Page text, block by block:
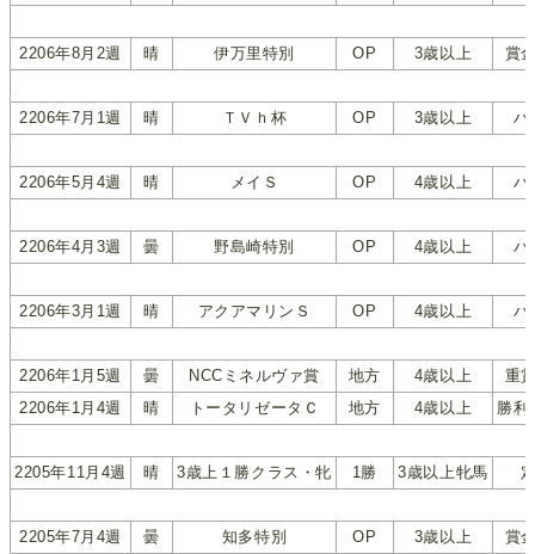
2206年8月2週 晴 伊万里特別 OP 3歳以上 賞
2206年7月1週 晴 ＴＶｈ杯 OP 3歳以上 ハ
2206年5月4週 晴 メイＳ OP 4歳以上 ハ
2206年4月3週 曇 野島崎特別 OP 4歳以上 ハ
2206年3月1週 晴 アクアマリンＳ OP 4歳以上 ハ
2206年1月5週 曇 NCCミネルヴァ賞 地方 4歳以上
重
2206年1月4週
晴 トータリゼータＣ 地方 4歳以上 勝利
2205年11月4週 晴 3歳上１勝クラス・牝 1勝 3歳以上牝馬
2205年7月4週 曇 知多特別 OP 3歳以上
賞